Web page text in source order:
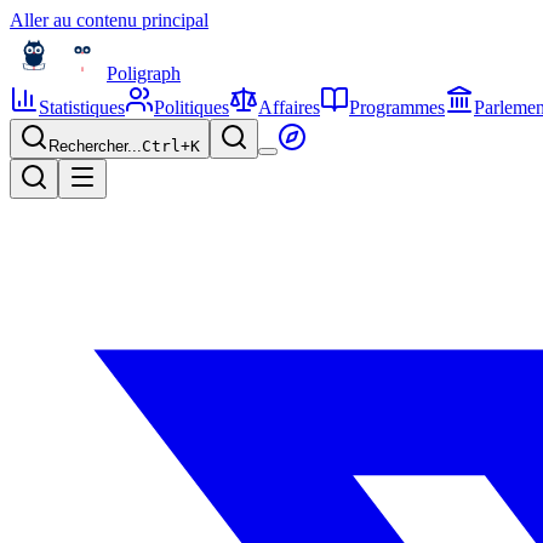
Aller au contenu principal
Poligraph
Statistiques
Politiques Affaires Programmes
Rechercher...Ctrl+K